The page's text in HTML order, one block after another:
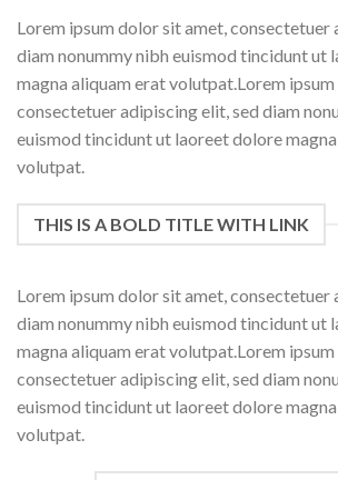
Lorem ipsum dolor sit amet, consectetuer
diam nonummy nibh euismod tincidunt ut
magna aliquam erat volutpat.Lorem
consectetuer adipiscing elit, sed diam
euismod tincidunt ut laoreet dolore
volutpat.
THIS IS A BOLD TITLE WITH LINK
Lorem ipsum dolor sit amet, consectetuer
diam nonummy nibh euismod tincidunt ut
magna aliquam erat volutpat.Lorem
consectetuer adipiscing elit, sed diam
euismod tincidunt ut laoreet dolore
volutpat.